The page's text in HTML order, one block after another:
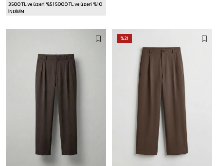
3500 TL ve üzeri %5 | 5000 TL ve üzeri %10
İNDİRİM
%21